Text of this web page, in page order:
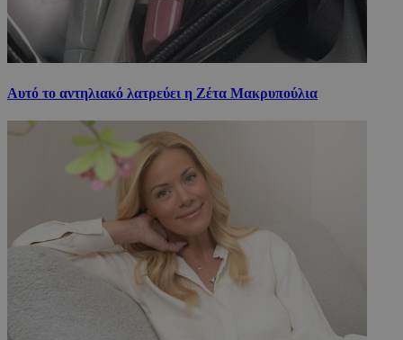
Αυτό το αντηλιακό λατρεύει η Ζέτα Μακρυπούλια